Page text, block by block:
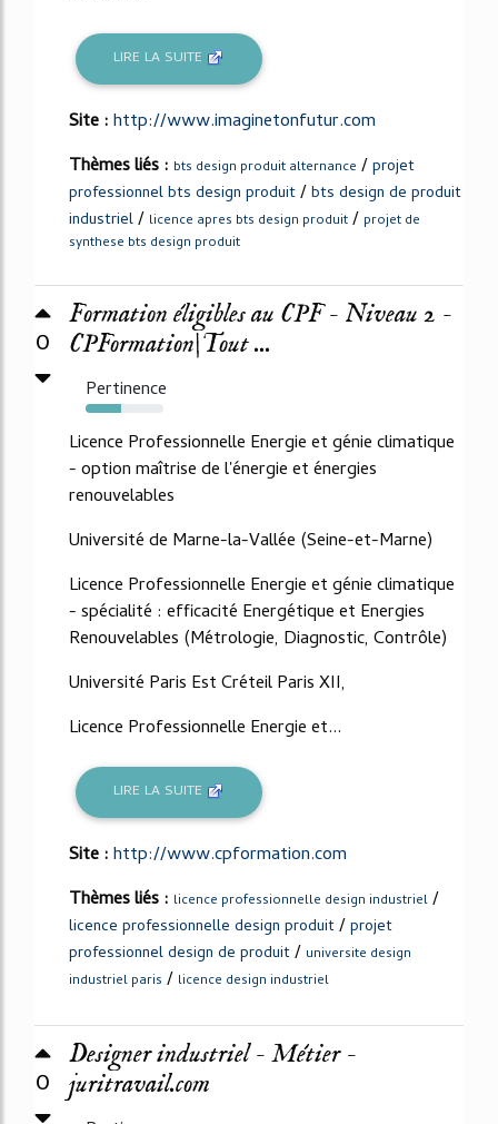
LIRE LA SUITE
Site :http://www.imaginetonfutur.com
Thèmes liés : bts design produit alternance /projet
professionnel bts design produit/bts design de produit
industriel/ licence apres bts design produit / projet de
synthese bts design produit
0
Formation éligibles au CPF - Niveau 2 -
CPFormation|Tout ...
Pertinence
46%
Licence Professionnelle Energie et génie climatique
- option maîtrise de l'énergie et énergies
renouvelables
Université de Marne-la-Vallée (Seine-et-Marne)
Licence Professionnelle Energie et génie climatique
- spécialité : efficacité Energétique et Energies
Renouvelables (Métrologie, Diagnostic, Contrôle)
Université Paris Est Créteil Paris XII,
Licence Professionnelle Energie et...
LIRE LA SUITE
Site :http://www.cpformation.com
Thèmes liés : licence professionnelle design industriel /
licence professionnelle design produit/projet
professionnel design de produit/ universite design
industriel paris / licence design industriel
0
Designer industriel - Métier -
juritravail.com